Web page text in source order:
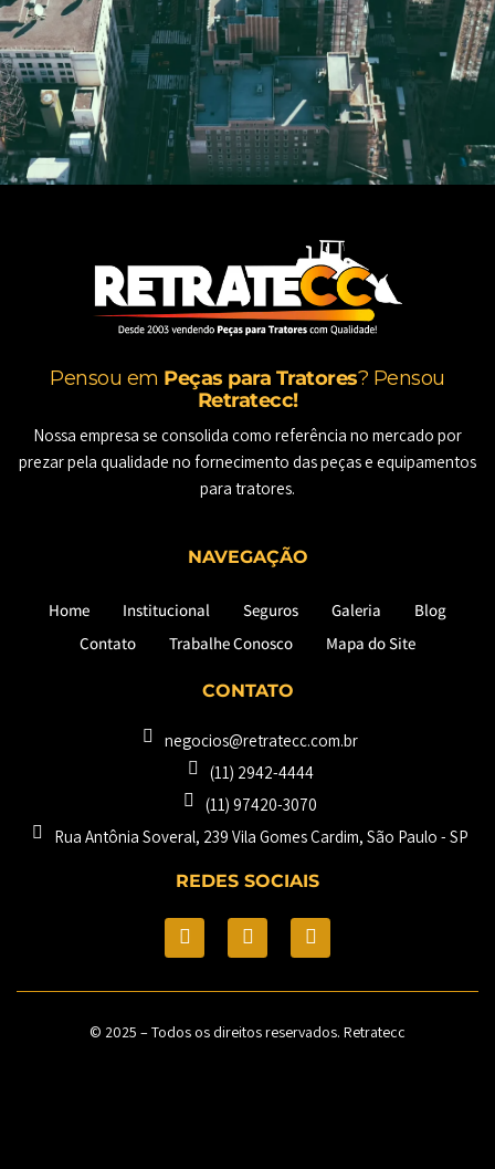
Pensou em Peças para Tratores? Pensou
Retratecc!
Nossa empresa se consolida como referência no mercado por
prezar pela qualidade no fornecimento das peças e equipamentos
para tratores.
NAVEGAÇÃO
Home Institucional Seguros Galeria
Blog
Contato
Trabalhe Conosco Mapa do Site
CONTATO
negocios@retratecc.com.br
(11) 2942-4444
(11) 97420-3070
Rua Antônia Soveral, 239 Vila Gomes Cardim, São Paulo - SP​
REDES SOCIAIS
© 2025 – Todos os direitos reservados. Retratecc